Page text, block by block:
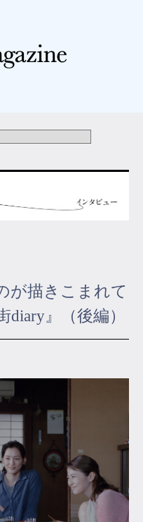
意書
示
が描きこまれて
』（後編）